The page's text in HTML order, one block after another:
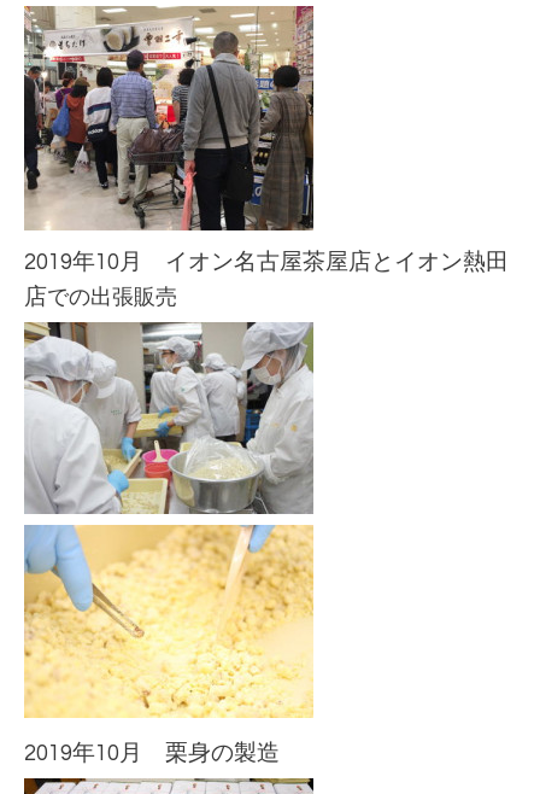
2019年10月 イオン名古屋茶屋店とイオン熱田
店での出張販売
2019年10月 栗身の製造